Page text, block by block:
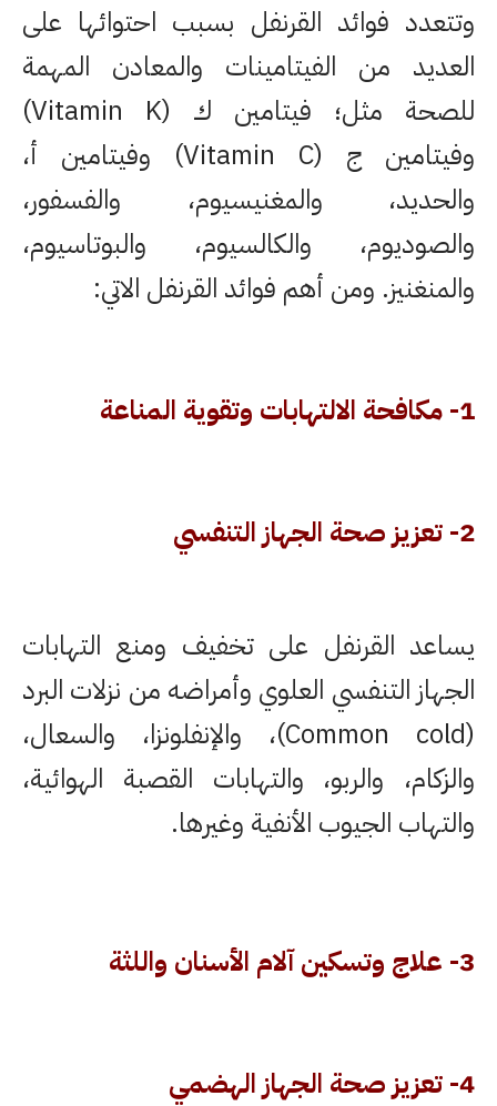
وتتعدد فوائد القرنفل بسبب احتوائها على
العديد من الفيتامينات والمعادن المهمة
للصحة مثل؛ فيتامين ك (Vitamin K)
وفيتامين ج (Vitamin C) وفيتامين أ،
والحديد، والمغنيسيوم، والفسفور،
والصوديوم، والكالسيوم، والبوتاسيوم،
والمنغنيز. ومن أهم فوائد القرنفل الاتي:
1- مكافحة الالتهابات وتقوية المناعة
2- تعزيز صحة الجهاز التنفسي
يساعد القرنفل على تخفيف ومنع التهابات
الجهاز التنفسي العلوي وأمراضه من نزلات البرد
(Common cold)، والإنفلونزا، والسعال،
والزكام، والربو، والتهابات القصبة الهوائية،
والتهاب الجيوب الأنفية وغيرها.
3- علاج وتسكين آلام الأسنان واللثة
4- تعزيز صحة الجهاز الهضمي